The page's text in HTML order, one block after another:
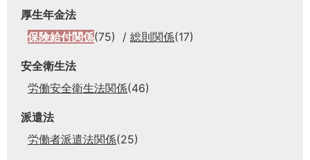
厚生年金法
保険給付関係(75) 総則関係(17)
安全衛生法
労働安全衛生法関係(46)
派遣法
労働者派遣法関係(25)